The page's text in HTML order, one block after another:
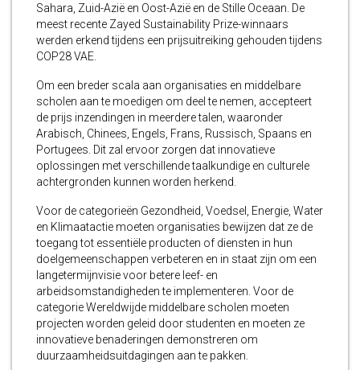
Sahara, Zuid-Azië en Oost-Azië en de Stille Oceaan. De
meest recente Zayed Sustainability Prize-winnaars
werden erkend tijdens een prijsuitreiking gehouden tijdens
COP28 VAE.
Om een breder scala aan organisaties en middelbare
scholen aan te moedigen om deel te nemen, accepteert
de prijs inzendingen in meerdere talen, waaronder
Arabisch, Chinees, Engels, Frans, Russisch, Spaans en
Portugees. Dit zal ervoor zorgen dat innovatieve
oplossingen met verschillende taalkundige en culturele
achtergronden kunnen worden herkend.
Voor de categorieën Gezondheid, Voedsel, Energie, Water
en Klimaatactie moeten organisaties bewijzen dat ze de
toegang tot essentiële producten of diensten in hun
doelgemeenschappen verbeteren en in staat zijn om een
langetermijnvisie voor betere leef- en
arbeidsomstandigheden te implementeren. Voor de
categorie Wereldwijde middelbare scholen moeten
projecten worden geleid door studenten en moeten ze
innovatieve benaderingen demonstreren om
duurzaamheidsuitdagingen aan te pakken.